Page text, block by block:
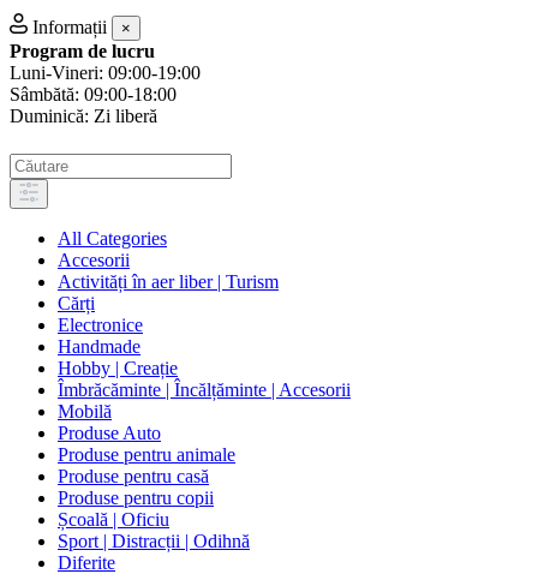
Informații ×
Program de lucru
Luni-Vineri: 09:00-19:00
Sâmbătă: 09:00-18:00
Duminică: Zi liberă
All Categories
Accesorii
Activități în aer liber | Turism
Cărți
Electronice
Handmade
Hobby | Creație
Îmbrăcăminte | Încălțăminte | Accesorii
Mobilă
Produse Auto
Produse pentru animale
Produse pentru casă
Produse pentru copii
Școală | Oficiu
Sport | Distracții | Odihnă
Diferite